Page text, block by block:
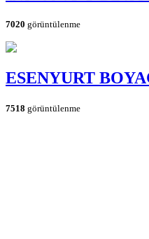
7020 görüntülenme
ESENYURT
7518 görüntülenme